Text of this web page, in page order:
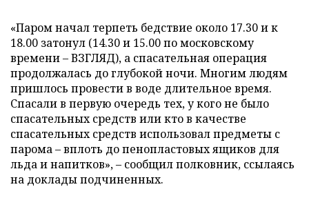
«Паром начал терпеть бедствие около 17.30 и к
18.00 затонул (14.30 и 15.00 по московскому
времени – ВЗГЛЯД), а спасательная операция
продолжалась до глубокой ночи. Многим людям
пришлось провести в воде длительное время.
Спасали в первую очередь тех, у кого не было
спасательных средств или кто в качестве
спасательных средств использовал предметы с
парома – вплоть до пенопластовых ящиков для
льда и напитков», – сообщил полковник, ссылаясь
на доклады подчиненных.